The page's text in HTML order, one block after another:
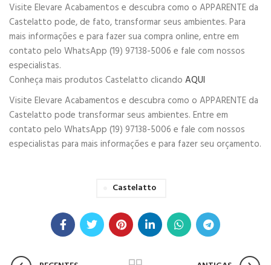
Visite Elevare Acabamentos e descubra como o APPARENTE da
Castelatto pode, de fato, transformar seus ambientes. Para
mais informações e para fazer sua compra online, entre em
contato pelo WhatsApp (19) 97138-5006 e fale com nossos
especialistas.
Conheça mais produtos Castelatto clicando AQUI
Visite Elevare Acabamentos e descubra como o APPARENTE da
Castelatto pode transformar seus ambientes. Entre em
contato pelo WhatsApp (19) 97138-5006 e fale com nossos
especialistas para mais informações e para fazer seu orçamento.
Castelatto